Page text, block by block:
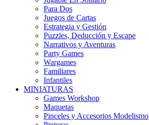
Para Dos
Juegos de Cartas
Estrategia y Gestión
Puzzles, Deducción y Escape
Narrativos y Aventuras
Party Games
Wargames
Familiares
Infantiles
MINIATURAS
Games Workshop
Maquetas
Pinceles y Accesorios Modelismo